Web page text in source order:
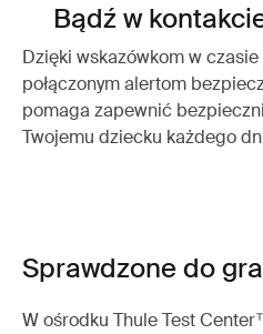
Bądź w
Dzięki wskazówkom w
połączonym alertom
pomaga zapewnić
Twojemu dziecku każdego
Sprawdzone do
W ośrodku Thule Test